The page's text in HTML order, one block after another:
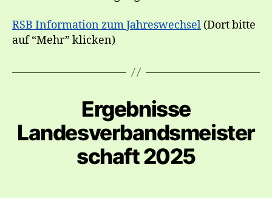
RSB Information zum Jahreswechsel (Dort bitte
auf “Mehr” klicken)
Ergebnisse
Landesverbandsmeister
schaft 2025